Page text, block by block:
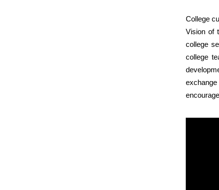
College
Vision of
college
college